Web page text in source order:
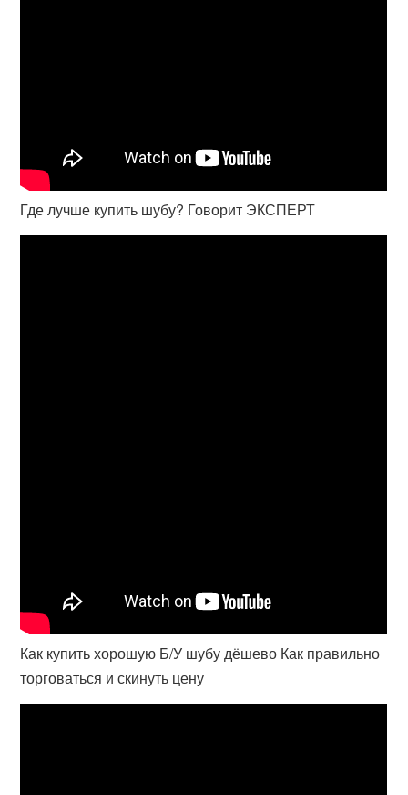
Где лучше купить шубу? Говорит ЭКСПЕРТ
Как купить хорошую Б/У шубу дёшево Как правильно
торговаться и скинуть цену